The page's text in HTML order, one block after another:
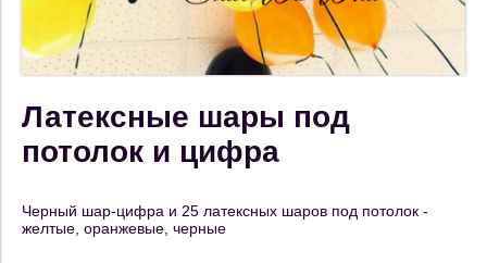
Латексные шары под
потолок и цифра
Черный шар-цифра и 25 латексных шаров под потолок -
желтые, оранжевые, черные